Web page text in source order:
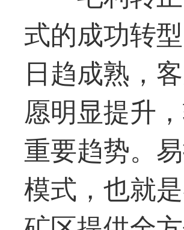
式的成功转
日趋成熟，
愿明显提升
重要趋势。
模式，也就